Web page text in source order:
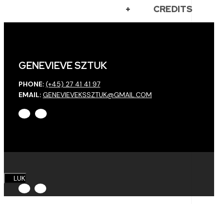
CREDITS
GENEVIEVE SZTUK
PHONE: (+45) 27 41 41 97
EMAIL: GENEVIEVEKSSZTUK@GMAIL.COM
LUK